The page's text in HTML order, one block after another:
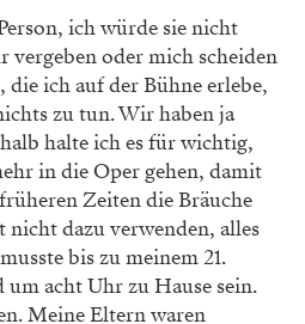
ich würde sie nicht
oder mich scheiden
die ich auf der Bühne erlebe,
zu tun. Wir haben ja
halte ich es für wichtig,
in die Oper gehen, damit
Zeiten die Bräuche
dazu verwenden, alles
bis zu meinem 21.
um acht Uhr zu Hause sein.
Meine Eltern waren